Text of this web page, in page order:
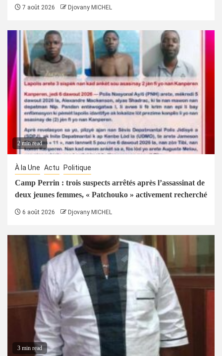
7 août 2026 Djovany MICHEL
2 min read
À la Une Actu Politique
Camp Perrin : trois suspects arrêtés après l’assassinat de
deux jeunes femmes, « Patchouko » activement recherché
6 août 2026 Djovany MICHEL
3 min read